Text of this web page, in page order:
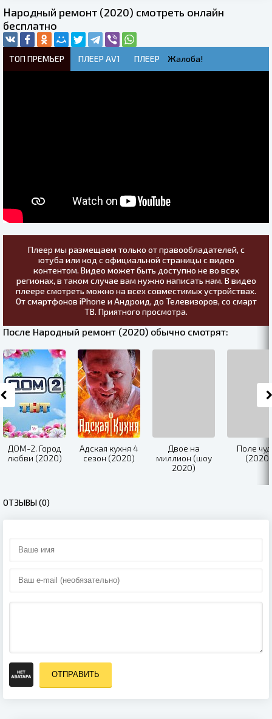
Народный ремонт (2020) смотреть онлайн
бесплатно
ТОП ПРЕМЬЕР ПЛЕЕР AV1 ПЛЕЕР Жалоба!
Плеер мы размещаем только от правообладателей, с
ютуба или код с официальной страницы с видео
контентом. Видео может быть доступно не во всех
регионах, в таком случае вам нужно написать нам. В видео
плеере смотреть можно на всех совместимых устройствах.
От смартфонов iPhone и Андроид, до Телевизоров, со смарт
ТВ. Приятного просмотра.
После Народный ремонт (2020) обычно смотрят:
ДОМ-2. Город
любви (2020)
Адская кухня 4
сезон (2020)
Двое на
миллион (шоу
2020)
Поле
(2020)
ОТЗЫВЫ (0)
ОТПРАВИТЬ